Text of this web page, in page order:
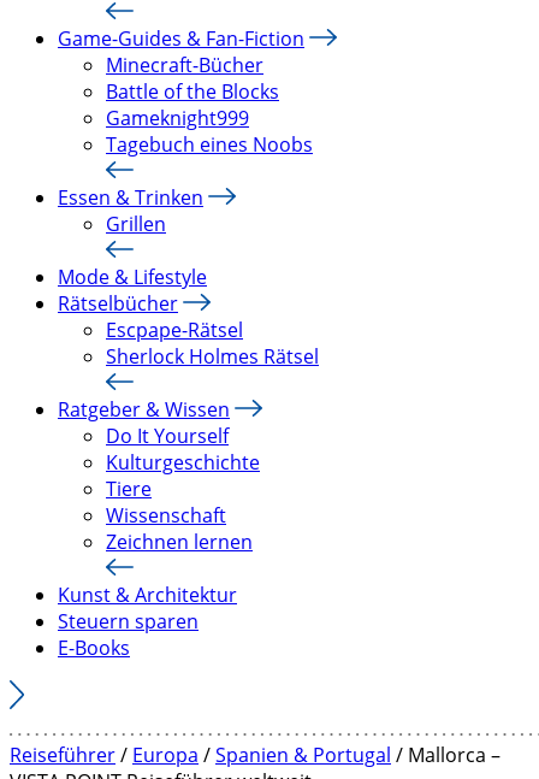
Game-Guides & Fan-Fiction
Minecraft-Bücher
Battle of the Blocks
Gameknight999
Tagebuch eines Noobs
Essen & Trinken
Grillen
Mode & Lifestyle
Rätselbücher
Escpape-Rätsel
Sherlock Holmes Rätsel
Ratgeber & Wissen
Do It Yourself
Kulturgeschichte
Tiere
Wissenschaft
Zeichnen lernen
Kunst & Architektur
Steuern sparen
E-Books
Reiseführer/ Europa /Spanien & Portugal / Mallorca –